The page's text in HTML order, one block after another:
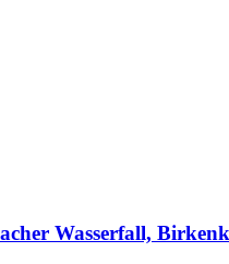
Wasserfall,